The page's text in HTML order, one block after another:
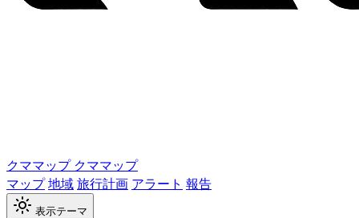
クママップ クママップ
マップ地域旅行計画 アラート 報告
表示テーマ